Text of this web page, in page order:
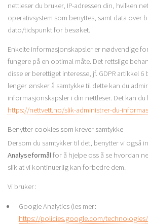
nettleser du bruker, IP-adressen din, hvilken
operativsystem som benyttes, samt data over
dato/tidspunkt for besøket.
Enkelte informasjonskapsler er nødvendige
fungere på en optimal måte. Det rettslige
disse er berettiget interesse, jf. GDPR artikkel 6
lenger ønsker å samtykke til dette kan du
informasjonskapsler i din nettleser. Det kan du
https://nettvett.no/slik-administrer-du-
Benytter cookies som krever samtykke
Dersom du samtykker til det, benytter vi også
Analyseformålfor å hjelpe oss å se hvordan
slik at vi kontinuerlig kan forbedre dem.
Vi bruker:
Google Analytics (les mer:
https://policies.google.com/